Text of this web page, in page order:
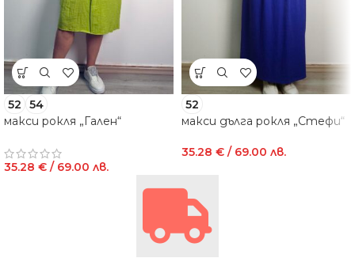
52
54
макси рокля „Гален“
35.28 € / 69.00 лв.
52
макси дълга рокля „Стефи“
35.28 € / 69.00 лв.